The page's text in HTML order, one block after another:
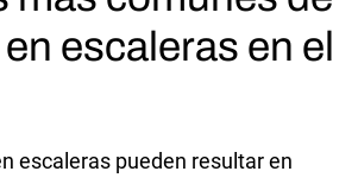
escaleras en el
escaleras pueden resultar en